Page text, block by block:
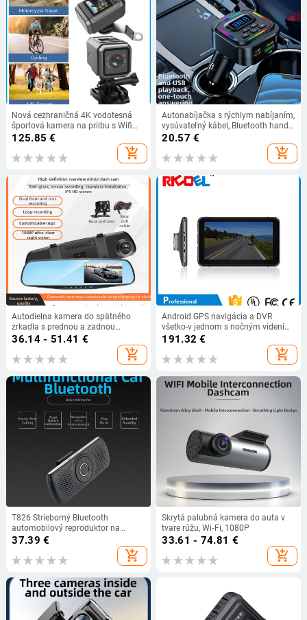
Nová cezhraničná 4K vodotesná
športová kamera na prilbu s Wifi
záznamníkom na motocykel,
vonkajšia cyklistická kamera
125.85 €
add_shopping_cart
Autonabíjačka s rýchlym nabíjaním,
vysúvateľný kábel, Bluetooth hands-
free, čítačka USB flash, FM displej
20.57 €
add_shopping_cart
Autodielna kamera do spätného
zrkadla s prednou a zadnou
dvojitou šošovkou, 4,5-palcový
dotykový displej, 170° široký uhol,
clona F2.0, podpora TF karty
36.14 - 51.41 €
add_shopping_cart
Android GPS navigácia a DVR
všetko-v jednom s nočným videním,
štvorjadrový, Android 6.0, 8GB,
191.32 €
add_shopping_cart
T826 Strieborný Bluetooth
automobilový reproduktor na
montáž na slnečnú clonu, s hands-
free volaním a MP3 prehrávaním
37.39 €
add_shopping_cart
Skrytá palubná kamera do auta v
tvare rúžu, Wi‑Fi, 1080P
33.61 - 74.81 €
add_shopping_cart